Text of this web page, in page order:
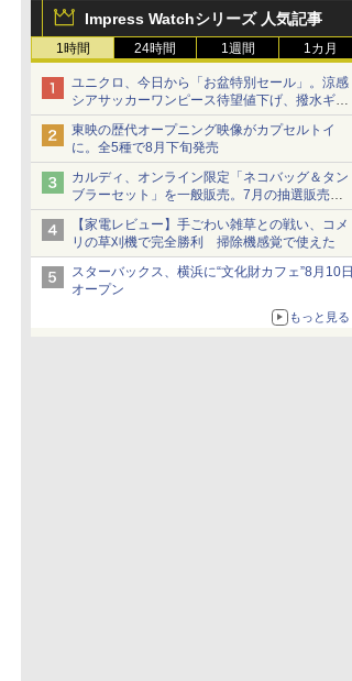
Impress Watchシリーズ 人気記事
1時間 24時間 1週間 1カ月
ユニクロ、今日から「お盆特別セール」。涼感
シアサッカーワンピース待望値下げ、撥水ギア
ショーツは1990円に
東映の歴代オープニング映像がカプセルトイ
に。全5種で8月下旬発売
カルディ、オンライン限定「ネコバッグ＆タン
ブラーセット」を一般販売。7月の抽選販売の
当選無効分
【家電レビュー】手ごわい雑草との戦い、コメ
リの草刈機で完全勝利 掃除機感覚で使えた
スターバックス、横浜に“文化財カフェ”8月10日
オープン
もっと見る